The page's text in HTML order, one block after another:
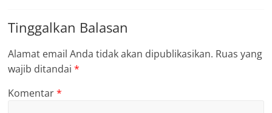
Tinggalkan Balasan
Alamat email Anda tidak akan dipublikasikan. Ruas yang
wajib ditandai*
Komentar*